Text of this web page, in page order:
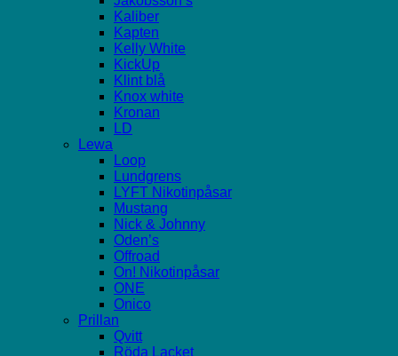
Kaliber
Kapten
Kelly White
KickUp
Klint blå
Knox white
Kronan
LD
Lewa
Loop
Lundgrens
LYFT Nikotinpåsar
Mustang
Nick & Johnny
Oden’s
Offroad
On! Nikotinpåsar
ONE
Onico
Prillan
Qvitt
Röda Lacket